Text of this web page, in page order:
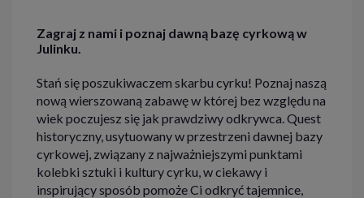
Zagraj z nami i poznaj dawną bazę cyrkową w
Julinku.
Stań się poszukiwaczem skarbu cyrku! Poznaj naszą
nową wierszowaną zabawę w której bez względu na
wiek poczujesz się jak prawdziwy odkrywca. Quest
historyczny, usytuowany w przestrzeni dawnej bazy
cyrkowej, związany z najważniejszymi punktami
kolebki sztuki i kultury cyrku, w ciekawy i
inspirujący sposób pomoże Ci odkryć tajemnice,